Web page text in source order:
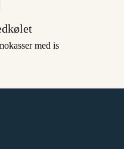
med is